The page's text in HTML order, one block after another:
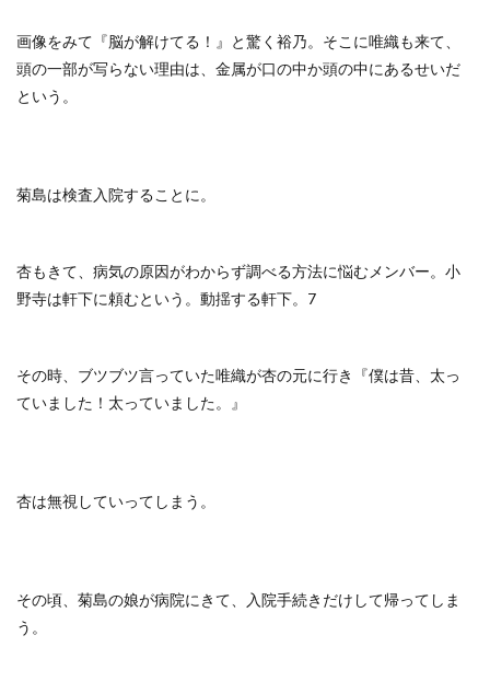
画像をみて『脳が解けてる！』と驚く裕乃。そこに唯織も来て、
頭の一部が写らない理由は、金属が口の中か頭の中にあるせいだ
という。
菊島は検査入院することに。
杏もきて、病気の原因がわからず調べる方法に悩むメンバー。小
野寺は軒下に頼むという。動揺する軒下。7
その時、ブツブツ言っていた唯織が杏の元に行き『僕は昔、太っ
ていました！太っていました。』
杏は無視していってしまう。
その頃、菊島の娘が病院にきて、入院手続きだけして帰ってしま
う。